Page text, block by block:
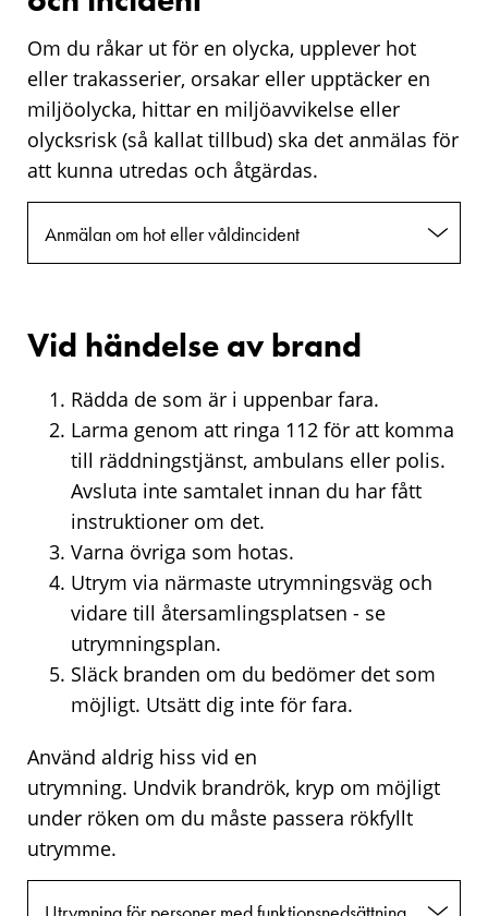
Om du råkar ut för en olycka, upplever hot
eller trakasserier, orsakar eller upptäcker en
miljöolycka, hittar en miljöavvikelse eller
olycksrisk (så kallat tillbud) ska det anmälas för
att kunna utredas och åtgärdas.
Anmälan om hot eller våldincident
Vid händelse av brand
Rädda de som är i uppenbar fara.
Larma genom att ringa 112 för att komma
till räddningstjänst, ambulans eller polis.
Avsluta inte samtalet innan du har fått
instruktioner om det.
Varna övriga som hotas.
Utrym via närmaste utrymningsväg och
vidare till återsamlingsplatsen - se
utrymningsplan.
Släck branden om du bedömer det som
möjligt. Utsätt dig inte för fara.
Använd aldrig hiss vid en
utrymning. Undvik brandrök, kryp om möjligt
under röken om du måste passera rökfyllt
utrymme.